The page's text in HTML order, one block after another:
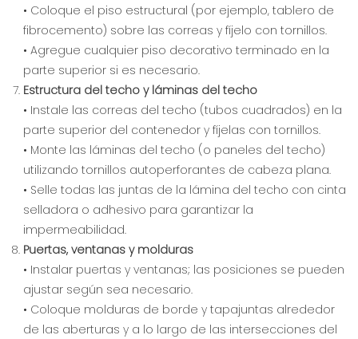
• Coloque el piso estructural (por ejemplo, tablero de
fibrocemento) sobre las correas y fíjelo con tornillos.
• Agregue cualquier piso decorativo terminado en la
parte superior si es necesario.
Estructura del techo y láminas del techo
• Instale las correas del techo (tubos cuadrados) en la
parte superior del contenedor y fíjelas con tornillos.
• Monte las láminas del techo (o paneles del techo)
utilizando tornillos autoperforantes de cabeza plana.
• Selle todas las juntas de la lámina del techo con cinta
selladora o adhesivo para garantizar la
impermeabilidad.
Puertas, ventanas y molduras
• Instalar puertas y ventanas; las posiciones se pueden
ajustar según sea necesario.
• Coloque molduras de borde y tapajuntas alrededor
de las aberturas y a lo largo de las intersecciones del